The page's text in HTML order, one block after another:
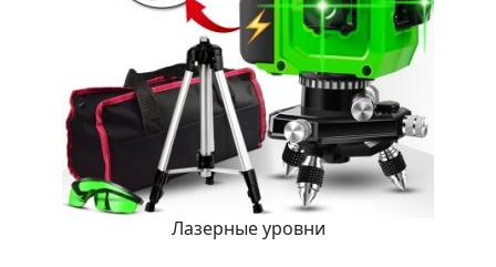
Лазерные уровни